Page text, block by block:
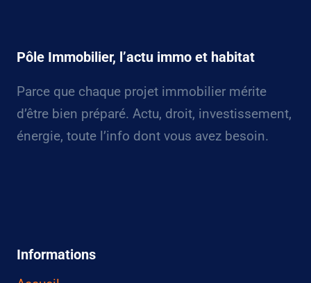
Pôle Immobilier, l’actu immo et habitat
Parce que chaque projet immobilier mérite
d’être bien préparé. Actu, droit, investissement,
énergie, toute l’info dont vous avez besoin.
Informations